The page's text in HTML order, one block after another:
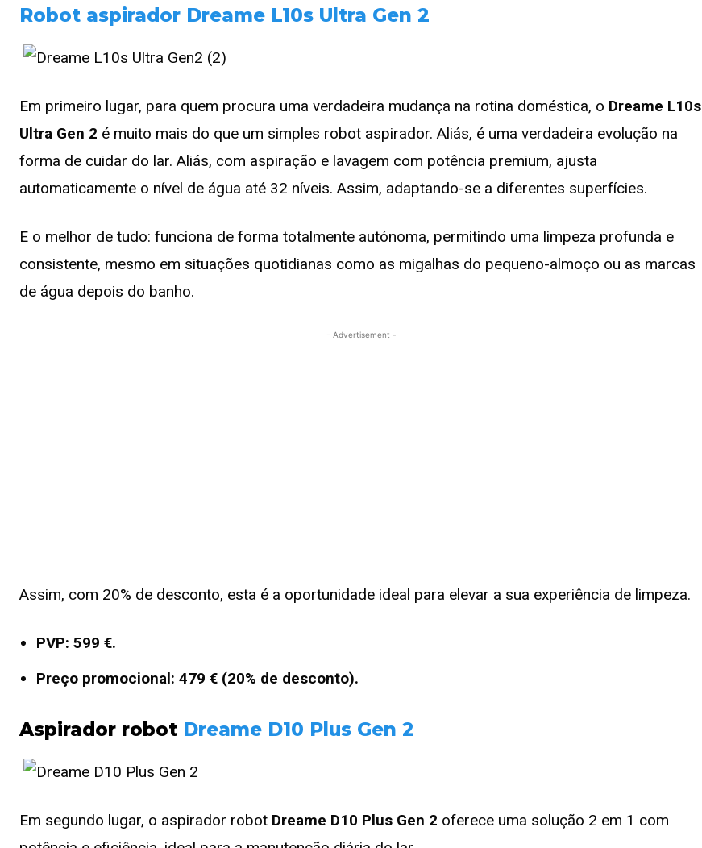
Robot aspirador Dreame L10s Ultra Gen 2
Em primeiro lugar, para quem procura uma verdadeira mudança na rotina doméstica, o Dreame L10s
Ultra Gen 2 é muito mais do que um simples robot aspirador. Aliás, é uma verdadeira evolução na
forma de cuidar do lar. Aliás, com aspiração e lavagem com potência premium, ajusta
automaticamente o nível de água até 32 níveis. Assim, adaptando-se a diferentes superfícies.
E o melhor de tudo: funciona de forma totalmente autónoma, permitindo uma limpeza profunda e
consistente, mesmo em situações quotidianas como as migalhas do pequeno-almoço ou as marcas
de água depois do banho.
- Advertisement -
Assim, com 20% de desconto, esta é a oportunidade ideal para elevar a sua experiência de limpeza.
PVP: 599 €.
Preço promocional: 479 € (20% de desconto).
Aspirador robot Dreame D10 Plus Gen 2
Em segundo lugar, o aspirador robot Dreame D10 Plus Gen 2 oferece uma solução 2 em 1 com